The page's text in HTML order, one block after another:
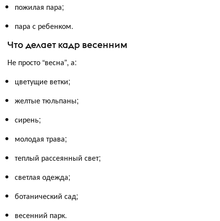
пожилая пара;
пара с ребенком.
Что делает кадр весенним
Не просто “весна”, а:
цветущие ветки;
желтые тюльпаны;
сирень;
молодая трава;
теплый рассеянный свет;
светлая одежда;
ботанический сад;
весенний парк.